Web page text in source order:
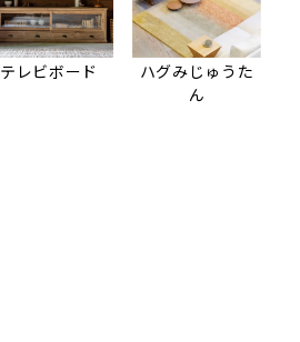
テレビボード
ハグみじゅうた
ん